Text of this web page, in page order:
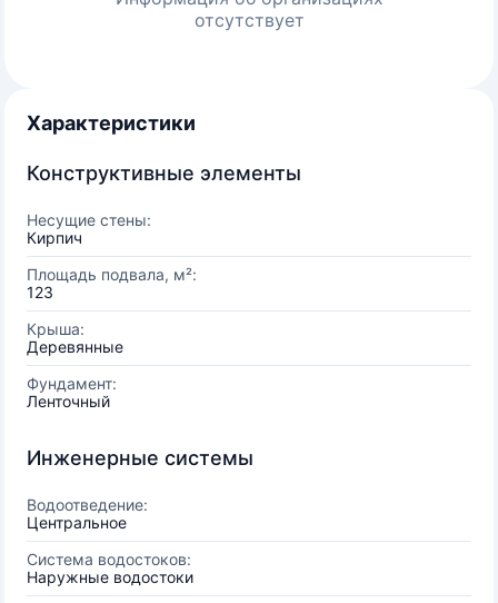
отсутствует
Характеристики
Конструктивные элементы
Несущие стены:
Кирпич
Площадь подвала, м²:
123
Крыша:
Деревянные
Фундамент:
Ленточный
Инженерные системы
Водоотведение:
Центральное
Система водостоков:
Наружные водостоки